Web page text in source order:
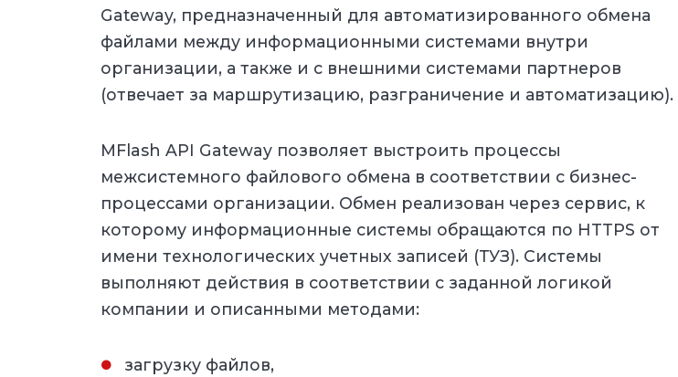
Gateway, предназначенный для автоматизированного обмена
файлами между информационными системами внутри
организации, а также и с внешними системами партнеров
(отвечает за маршрутизацию, разграничение и автоматизацию).
MFlash API Gateway позволяет выстроить процессы
межсистемного файлового обмена в соответствии с бизнес-
процессами организации. Обмен реализован через сервис, к
которому информационные системы обращаются по HTTPS от
имени технологических учетных записей (ТУЗ). Системы
выполняют действия в соответствии с заданной логикой
компании и описанными методами:
загрузку файлов,